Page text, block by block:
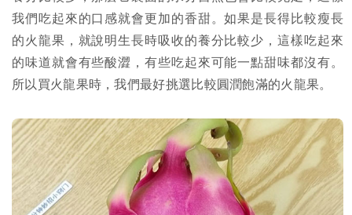
我們吃起來的口感就會更加的香甜。如果是長得比較瘦長
的火龍果，就說明生長時吸收的養分比較少，這樣吃起來
的味道就會有些酸澀，有些吃起來可能一點甜味都沒有。
所以買火龍果時，我們最好挑選比較圓潤飽滿的火龍果。